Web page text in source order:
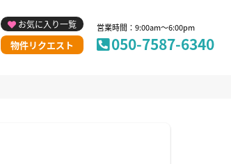
お気に入り一覧
物件リクエスト
営業時間：9:00am～6:00pm
050-7587-6340